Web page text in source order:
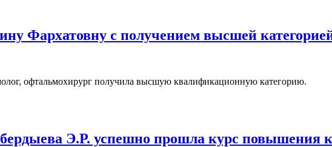
Фархатовну с получением высшей
офтальмохирург получила высшую квалификационную категорию.
Э.Р. успешно прошла курс